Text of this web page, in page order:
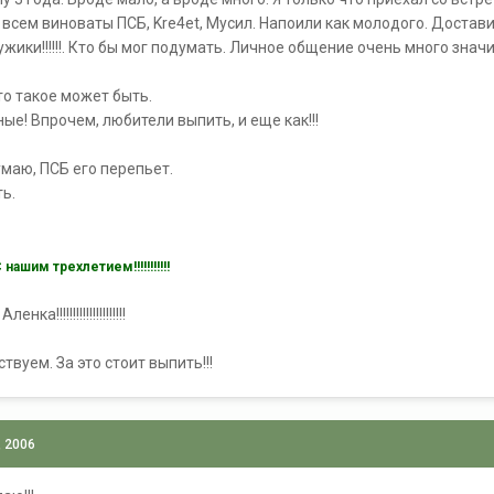
виноваты ПСБ, Kre4et, Мусил. Напоили как молодого.
Кто бы мог подумать. Личное общение очень много
такое может быть.
Впрочем, любители выпить, и еще как!!!
ПСБ его перепьет.
трехлетием!!!!!!!!!!!
За это стоит выпить!!!
2006